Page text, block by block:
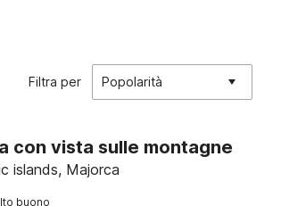
Filtra per Popolarità
con vista sulle montagne
islands, Majorca
buono